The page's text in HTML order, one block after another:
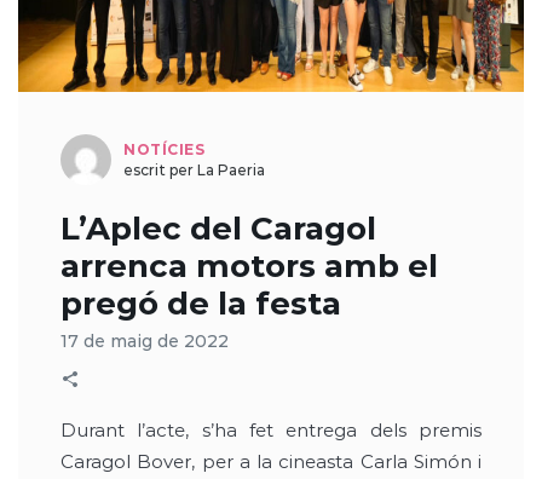
NOTÍCIES
escrit per La Paeria
L’Aplec del Caragol
arrenca motors amb el
pregó de la festa
17 de maig de 2022
Durant l’acte, s’ha fet entrega dels premis
Caragol Bover, per a la cineasta Carla Simón i